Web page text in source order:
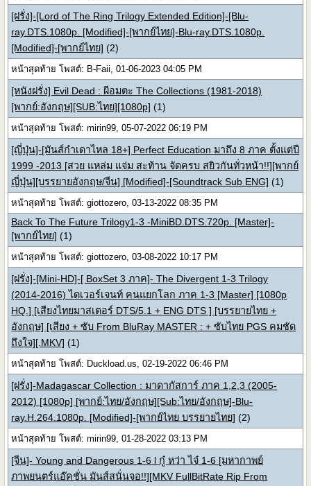
[ฝรั่ง]-[Lord of The Ring Trilogy Extended Edition]-[Blu-
ray.DTS.1080p. [Modified]-[พากย์ไทย]-Blu-ray.DTS.1080p.
[Modified]-[พากย์ไทย] (2)
หน้าสุดท้าย โพสต์: B-Faii, 01-06-2023 04:05 PM
[หนังฝรั่ง] Evil Dead : ผีอมตะ The Collections (1981-2018)
[พากย์:อังกฤษ][SUB:ไทย][1080p] (1)
หน้าสุดท้าย โพสต์: mirin99, 05-07-2022 06:19 PM
[ญี่ปุ่น]-[มันส์กำเดาไหล 18+] Perfect Education มาถึง 8 ภาค ตั้งแต่ปี
1999 -2013 [สวย แหล่ม แจ่ม สะท้าน จัดครบ สยิวกันทั่วหน้า!!][พากย์
ญี่ปุ่น][บรรยายอังกฤษ/จีน] [Modified]-[Soundtrack Sub ENG] (1)
หน้าสุดท้าย โพสต์: giottozero, 03-13-2022 08:35 PM
Back To The Future Trilogy1-3 -MiniBD.DTS.720p. [Master]-
[พากย์ไทย] (1)
หน้าสุดท้าย โพสต์: giottozero, 03-08-2022 10:17 PM
[ฝรั่ง]-[Mini-HD]-[ BoxSet 3 ภาค]- The Divergent 1-3 Trilogy
(2014-2016) ไดเวอร์เจนท์ คนแยกโลก ภาค 1-3 [Master] [1080p
HQ.] [เสียงไทยมาสเตอร์ DTS/5.1 + ENG DTS ] [บรรยายไทย +
อังกฤษ] [เสียง + ซับ From BluRay MASTER : + ซับไทย PGS คมชัด
ถึงใจ][.MKV] (1)
หน้าสุดท้าย โพสต์: Duckload.us, 02-19-2022 06:46 PM
[ฝรั่ง]-Madagascar Collection : มาดากัสการ์ ภาค 1,2,3 (2005-
2012) [1080p] [พากย์:ไทย/อังกฤษ][Sub:ไทย/อังกฤษ]-Blu-
ray.H.264.1080p. [Modified]-[พากย์ไทย บรรยายไทย] (2)
หน้าสุดท้าย โพสต์: mirin99, 01-28-2022 03:13 PM
[จีน]- Young and Dangerous 1-6 l กู๋ หว่า ไจ๋ 1-6 [มหากาพย์
ภาพยนตร์แอ๊คชั่น มันส์สนั่นจอ!!][MKV FullBitRate Rip From